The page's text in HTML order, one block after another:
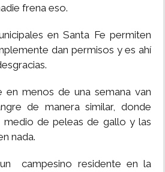
frena eso.
en Santa Fe permiten
dan permisos y es ahí
en menos de una semana van
de manera similar, donde
de peleas de gallo y las
nada.
campesino residente en la